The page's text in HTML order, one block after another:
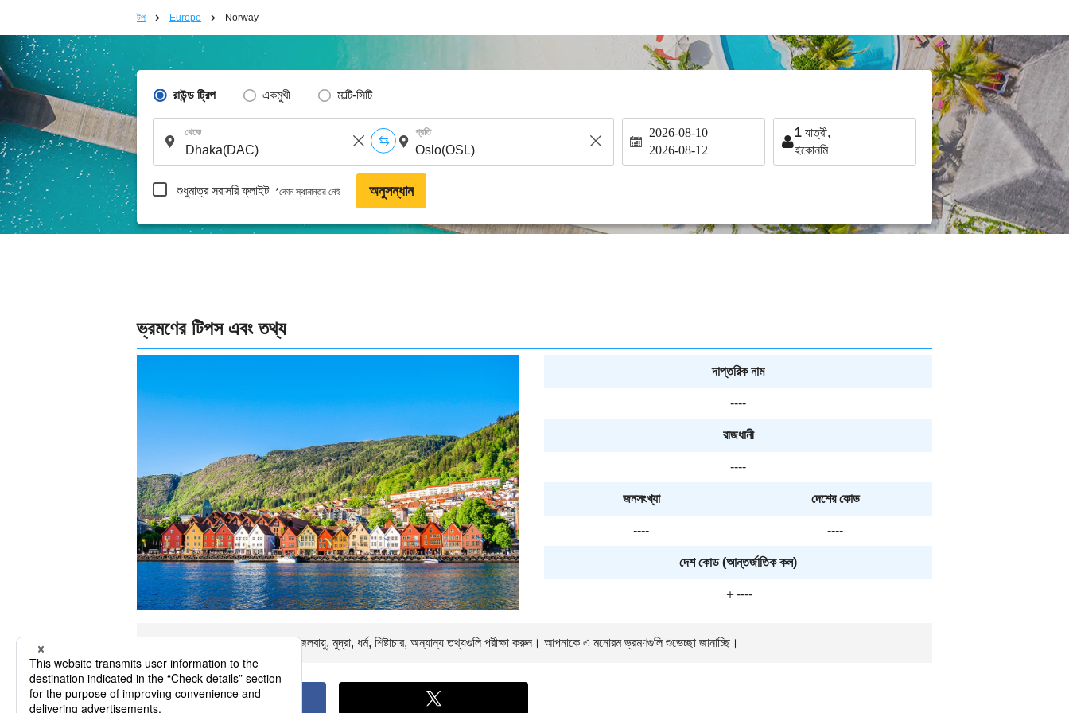
টপ Europe Norway
রাউন্ড ট্রিপ একমুখী মাল্টি-সিটি
থেকে প্রতি 2026-08-10
2026-08-12
1 যাত্রী,
ইকোনমি
শুধুমাত্র সরাসরি ফ্লাইট *কোন স্থানান্তর নেই অনুসন্ধান
ভ্রমণের টিপস এবং তথ্য
দাপ্তরিক নাম
----
রাজধানী
----
জনসংখ্যা দেশের কোড
---- ----
দেশ কোড (আন্তর্জাতিক কল)
＋----
ঘন্টা। নীচে জলবায়ু, মুদ্রা, ধর্ম, শিষ্টাচার, অন্যান্য তথ্যগুলি পরীক্ষা করুন। আপনাকে এ মনোরম ভ্রমণগুলি শুভেচ্ছা জানাচ্ছি।